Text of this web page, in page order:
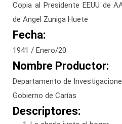
Copia al Presidente EEUU de
de Angel Zuniga Huete
Fecha:
1941 / Enero/20
Nombre Productor:
Departamento de
Gobierno de Carías
Descriptores: